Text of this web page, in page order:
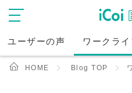
ユーザーの声 ワークラ
HOME Blog TOP